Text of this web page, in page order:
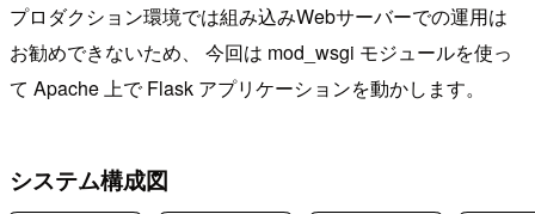
プロダクション環境では組み込みWebサーバーでの運用は
お勧めできないため、 今回は mod_wsgi モジュールを使っ
て Apache 上で Flask アプリケーションを動かします。
システム構成図